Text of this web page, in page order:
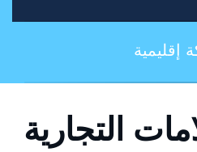
إقليمية
التجارية